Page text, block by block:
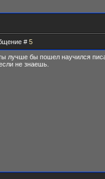
# 5
лучше бы пошел научился
не знаешь.